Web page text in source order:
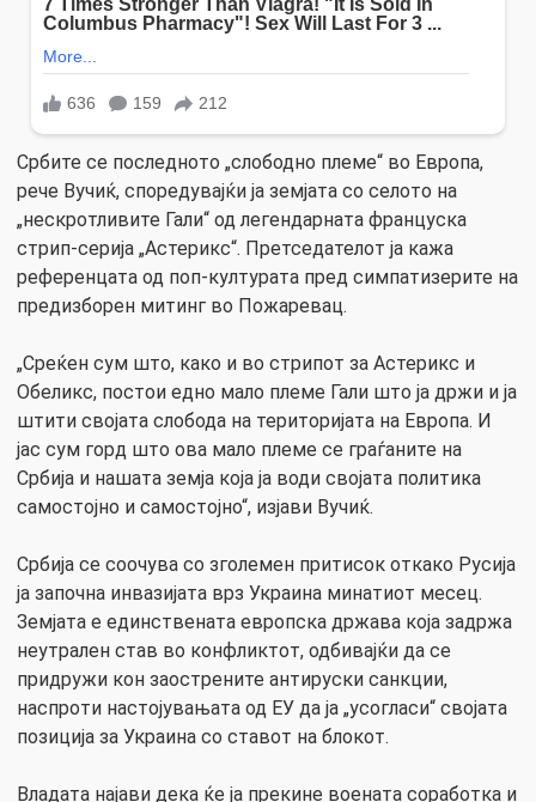
Србите се последното „слободно племе“ во Европа,
рече Вучиќ, споредувајќи ја земјата со селото на
„нескротливите Гали“ од легендарната француска
стрип-серија „Астерикс“. Претседателот ја кажа
референцата од поп-културата пред симпатизерите на
предизборен митинг во Пожаревац.
„Среќен сум што, како и во стрипот за Астерикс и
Обеликс, постои едно мало племе Гали што ја држи и ја
штити својата слобода на територијата на Европа. И
јас сум горд што ова мало племе се граѓаните на
Србија и нашата земја која ја води својата политика
самостојно и самостојно“, изјави Вучиќ.
Србија се соочува со зголемен притисок откако Русија
ја започна инвазијата врз Украина минатиот месец.
Земјата е единствената европска држава која задржа
неутрален став во конфликтот, одбивајќи да се
придружи кон заострените антируски санкции,
наспроти настојувањата од ЕУ да ја „усогласи“ својата
позиција за Украина со ставот на блокот.
Владата најави дека ќе ја прекине воената соработка и